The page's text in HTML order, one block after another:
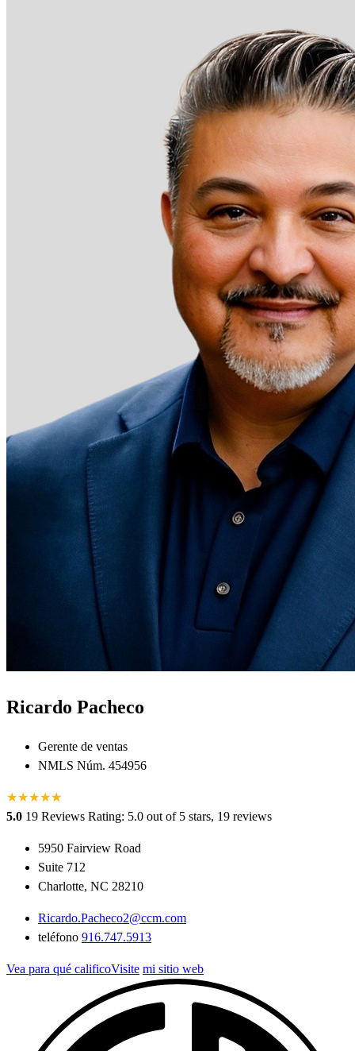
Ricardo Pacheco
Gerente de ventas
NMLS Núm. 454956
★★★★★
★
5.0 19 Reviews Rating: 5.0 out of 5 stars, 19 reviews
5950 Fairview Road
Suite 712
Charlotte, NC 28210
Ricardo.Pacheco2@ccm.com
teléfono 916.747.5913
Vea para qué calificoVisite mi sitio web